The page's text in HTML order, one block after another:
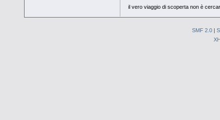
il vero viaggio di scoperta non è
SMF 2.0 |